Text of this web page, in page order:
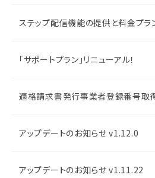
ステップ配信機能の提供と料金プ
「サポートプラン」リニューアル！
適格請求書発行事業者登録番号取
アップデートのお知らせ v1.12.0
アップデートのお知らせ v1.11.22